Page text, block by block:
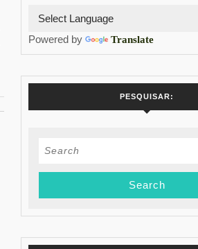
Powered by Translate
PESQUISAR:
Search